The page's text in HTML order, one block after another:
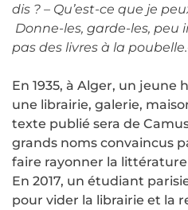
dis ? – Qu’est-ce que je
Donne-les, garde-les,
pas des livres à la poubelle.
En 1935, à Alger, un jeune
une librairie, galerie,
texte publié sera de
grands noms convaincus
faire rayonner la
En 2017, un étudiant
pour vider la librairie et la